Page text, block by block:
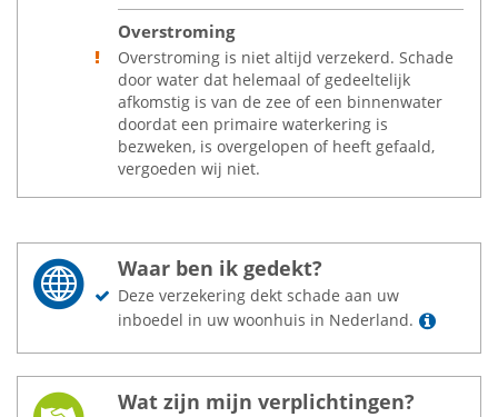
Overstroming
Overstroming is niet altijd verzekerd. Schade
door water dat helemaal of gedeeltelijk
afkomstig is van de zee of een binnenwater
doordat een primaire waterkering is
bezweken, is overgelopen of heeft gefaald,
vergoeden wij niet.
Waar ben ik gedekt?
Deze verzekering dekt schade aan uw
inboedel in uw woonhuis in Nederland.
Lees
Wat zijn mijn verplichtingen?